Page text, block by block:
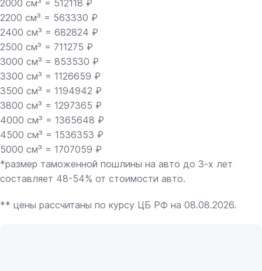
2000 см³ = 512118 ₽
2200 см³ = 563330 ₽
2400 см³ = 682824 ₽
2500 см³ = 711275 ₽
3000 см³ = 853530 ₽
3300 см³ = 1126659 ₽
3500 см³ = 1194942 ₽
3800 см³ = 1297365 ₽
4000 см³ = 1365648 ₽
4500 см³ = 1536353 ₽
5000 см³ = 1707059 ₽
*размер таможенной пошлины на авто до 3-х лет
составляет 48-54% от стоимости авто.
** цены рассчитаны по курсу ЦБ РФ на 08.08.2026.